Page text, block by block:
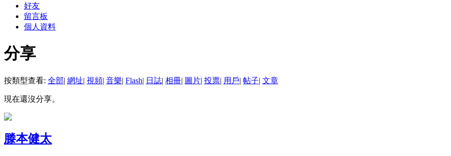
好友
留言板
個人資料
分享
按類型查看: 全部| 網址| 視頻| 音樂| Flash| 日誌| 相冊| 圖片| 投票| 用戶| 帖子| 文章
現在還沒分享。
滕本健太